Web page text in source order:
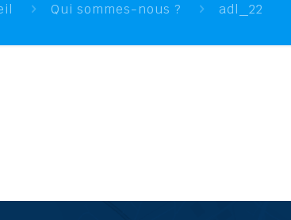
Qui sommes-nous ? adl_22